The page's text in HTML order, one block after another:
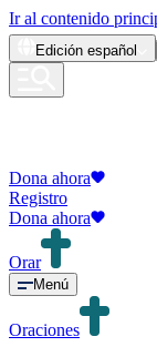
Ir al contenido
Edición español
Dona ahora
Registro
Dona ahora
Orar
Menú
Oraciones